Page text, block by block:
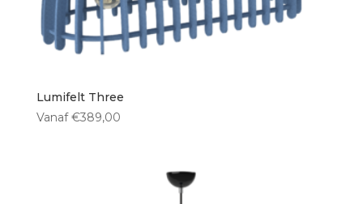
Lumifelt Three
Vanaf €389,00